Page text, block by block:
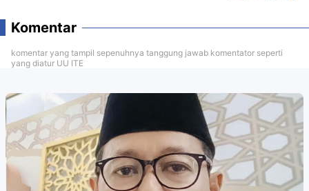
Komentar
komentar yang tampil sepenuhnya tanggung jawab komentator seperti
yang diatur UU ITE